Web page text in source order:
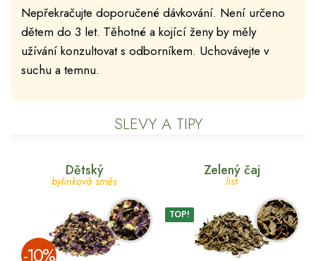
Nepřekračujte doporučené dávkování. Není určeno
dětem do 3 let. Těhotné a kojící ženy by měly
užívání konzultovat s odborníkem. Uchovávejte v
suchu a temnu.
SLEVY A TIPY
Dětský
bylinková směs
­-10%
Zelený čaj
list
TOP!